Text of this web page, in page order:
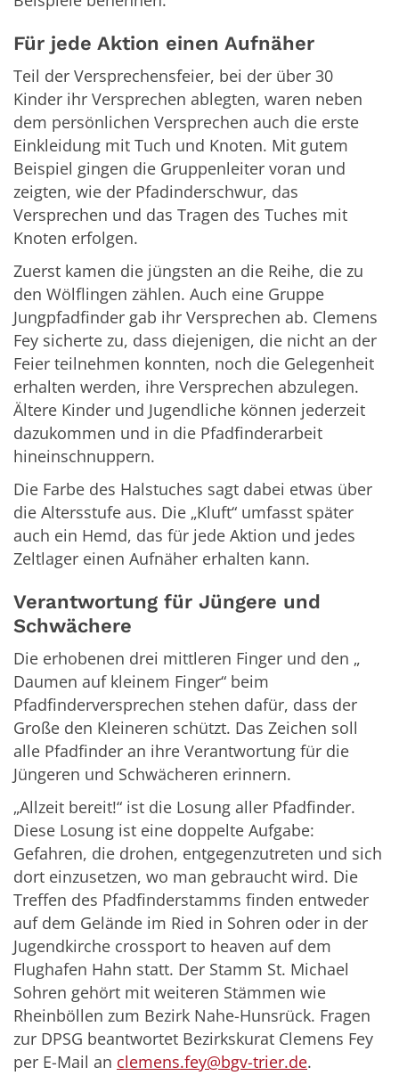
Für jede Aktion einen Aufnäher
Teil der Versprechensfeier, bei der über 30
Kinder ihr Versprechen ablegten, waren neben
dem persönlichen Versprechen auch die erste
Einkleidung mit Tuch und Knoten. Mit gutem
Beispiel gingen die Gruppenleiter voran und
zeigten, wie der Pfadinderschwur, das
Versprechen und das Tragen des Tuches mit
Knoten erfolgen.
Zuerst kamen die jüngsten an die Reihe, die zu
den Wölflingen zählen. Auch eine Gruppe
Jungpfadfinder gab ihr Versprechen ab. Clemens
Fey sicherte zu, dass diejenigen, die nicht an der
Feier teilnehmen konnten, noch die Gelegenheit
erhalten werden, ihre Versprechen abzulegen.
Ältere Kinder und Jugendliche können jederzeit
dazukommen und in die Pfadfinderarbeit
hineinschnuppern.
Die Farbe des Halstuches sagt dabei etwas über
die Altersstufe aus. Die „Kluft“ umfasst später
auch ein Hemd, das für jede Aktion und jedes
Zeltlager einen Aufnäher erhalten kann.
Verantwortung für Jüngere und
Schwächere
Die erhobenen drei mittleren Finger und den „
Daumen auf kleinem Finger“ beim
Pfadfinderversprechen stehen dafür, dass der
Große den Kleineren schützt. Das Zeichen soll
alle Pfadfinder an ihre Verantwortung für die
Jüngeren und Schwächeren erinnern.
„Allzeit bereit!“ ist die Losung aller Pfadfinder.
Diese Losung ist eine doppelte Aufgabe:
Gefahren, die drohen, entgegenzutreten und sich
dort einzusetzen, wo man gebraucht wird. Die
Treffen des Pfadfinderstamms finden entweder
auf dem Gelände im Ried in Sohren oder in der
Jugendkirche crossport to heaven auf dem
Flughafen Hahn statt. Der Stamm St. Michael
Sohren gehört mit weiteren Stämmen wie
Rheinböllen zum Bezirk Nahe-Hunsrück. Fragen
zur DPSG beantwortet Bezirkskurat Clemens Fey
per E-Mail an clemens.fey@bgv-trier.de.